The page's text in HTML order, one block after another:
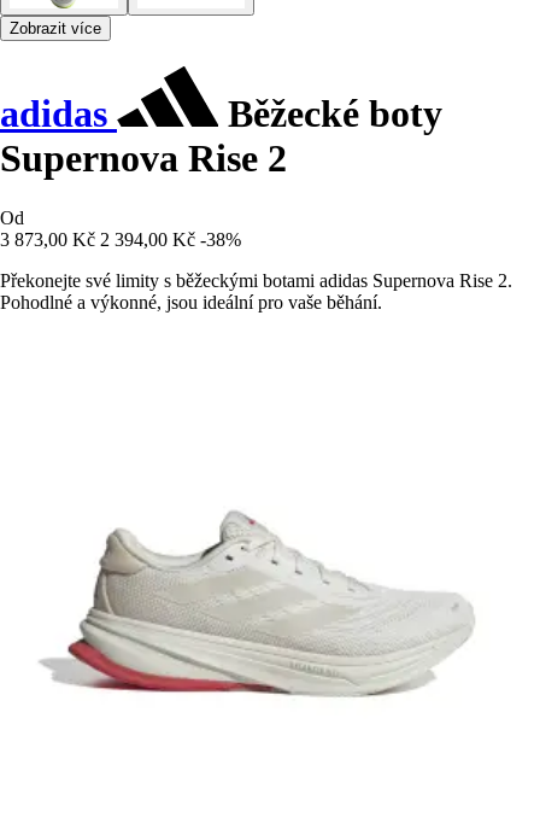
Zobrazit více
adidas
Běžecké boty
Supernova Rise 2
Od
3 873,00 Kč 2 394,00 Kč -38%
Překonejte své limity s běžeckými botami adidas Supernova Rise 2.
Pohodlné a výkonné, jsou ideální pro vaše běhání.